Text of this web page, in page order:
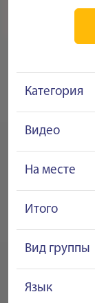
Категория
Видео
На месте
Итого
Вид группы
Язык